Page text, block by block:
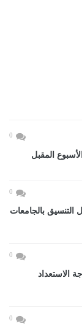
0
المقبل
0
خدمات معامل التنسيق بالجامعات
0
الاستعداد
0